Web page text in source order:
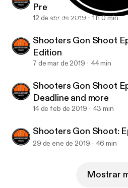
Shooters Gon Shoot Episode
Preview
12 de abr de 2019 1 h 0 min
Shooters Gon Shoot
Edition
7 de mar de 2019 44 min
Shooters Gon Shoot
Deadline and more
14 de feb de 2019 43 min
Shooters Gon Shoot:
29 de ene de 2019 46 min
Mostrar